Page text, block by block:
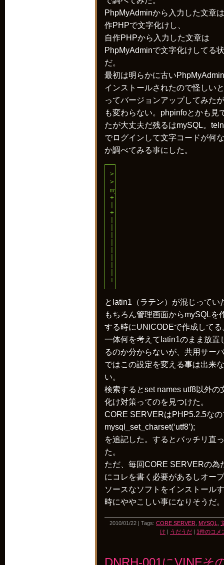
PhpMyAdminから入力した文章
作PHPで文字化けし、
自作PHPから入力した文章は
PhpMyAdminで文字化けしてる
だ。
最初は明らかに古い
インストールされたので怪しい
ってバージョンアップしてみた
も変わらない。phpinfoとかも見
たが大丈夫だ残るはmySQL。
でログインして文字コードが何
か調べてみる事にした。
> cd /
> mysql -u ユーザー名 -p
mysql> SHOW VARIABLES LIKE
+--------------------------
+--------------------------
+--------------------------
とlatin1（ラテン）が混じってい
もちろん管理画面からmySQLを
する時にUNICODEで作成してる
一体何を考えてlatin1のまま放置
るのか分からないが、共用サー
ではこの設定を変える事は出来な
い。
検索するとset names utf8以外の
化け対策ってのを見つけた。
CORE SERVERはPHP5.2.5なの
mysql_set_charset(‘utf8’);
を追記した。するとバッチリ直っ
た。
ただ、毎回CORE SERVERの為
にコレを書く必要があるしオー
ソースなソフトをインストール
時にややこしい事になりそうだ。
2010/01/22 | Tags: CORE SERVER MYSQL
け | うだうだ | 1件のコメ